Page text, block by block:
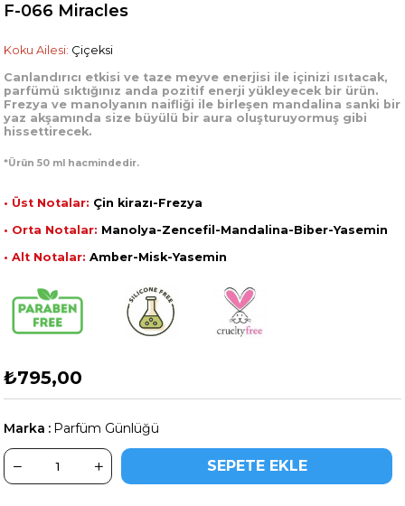
F-066 Miracles
Koku Ailesi: Çiçeksi
Canlandırıcı etkisi ve taze meyve enerjisi ile içinizi ısıtacak,
parfümü sıktığınız anda pozitif enerji yükleyecek bir ürün.
Frezya ve manolyanın naifliği ile birleşen mandalina sanki bir
yaz akşamında size büyülü bir aura oluşturuyormuş gibi
hissettirecek.
*Ürün 50 ml hacmindedir.
• Üst Notalar: Çin kirazı-Frezya
• Orta Notalar: Manolya-Zencefil-Mandalina-Biber-Yasemin
• Alt Notalar: Amber-Misk-Yasemin
₺795,00
Marka : Parfüm Günlüğü